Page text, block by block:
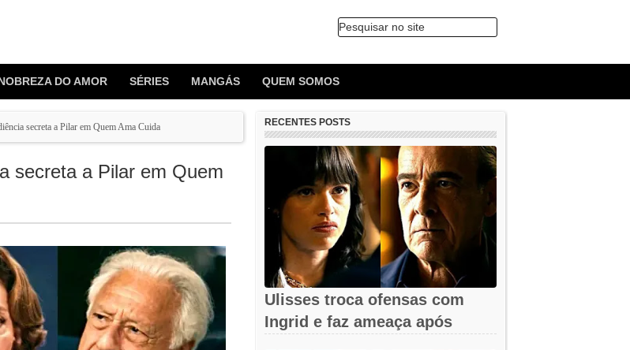
Pesquisar no site
DO AMOR SÉRIES MANGÁS QUEM SOMOS
secreta a Pilar em Quem Ama Cuida
secreta a Pilar em Quem
RECENTES POSTS
Ulisses troca ofensas com
Ingrid e faz ameaça após